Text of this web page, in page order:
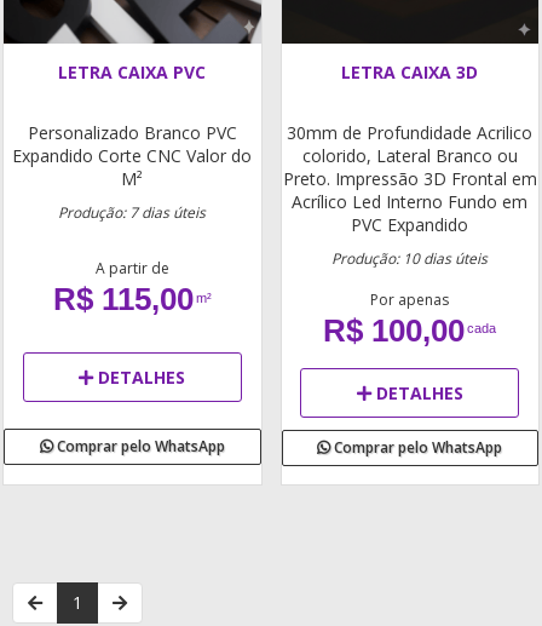
LETRA CAIXA PVC
Personalizado Branco PVC
Expandido Corte CNC Valor do
M²
Produção: 7 dias úteis
A partir de
R$ 115,00m²
DETALHES
Comprar pelo WhatsApp
LETRA CAIXA 3D
30mm de Profundidade Acrilico
colorido, Lateral Branco ou
Preto. Impressão 3D Frontal em
Acrílico Led Interno Fundo em
PVC Expandido
Produção: 10 dias úteis
Por apenas
R$ 100,00cada
DETALHES
Comprar pelo WhatsApp
1